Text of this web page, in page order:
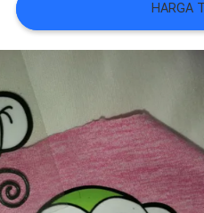
SEMUA
VR
SHOW
HARGA